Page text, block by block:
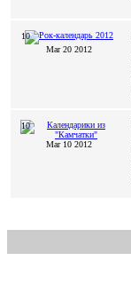
10
Mar 20 2012
10
Mar 10 2012